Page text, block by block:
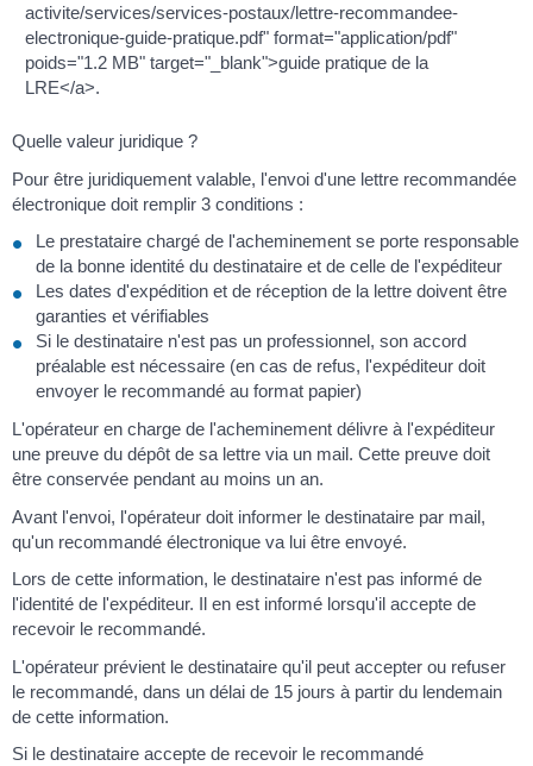
activite/services/services-postaux/lettre-recommandee-
electronique-guide-pratique.pdf" format="application/pdf"
poids="1.2 MB" target="_blank">guide pratique de la
LRE</a>.
Quelle valeur juridique ?
Pour être juridiquement valable, l'envoi d'une lettre recommandée
électronique doit remplir 3 conditions :
Le prestataire chargé de l'acheminement se porte responsable
de la bonne identité du destinataire et de celle de l'expéditeur
Les dates d'expédition et de réception de la lettre doivent être
garanties et vérifiables
Si le destinataire n'est pas un professionnel, son accord
préalable est nécessaire (en cas de refus, l'expéditeur doit
envoyer le recommandé au format papier)
L'opérateur en charge de l'acheminement délivre à l'expéditeur
une preuve du dépôt de sa lettre via un mail. Cette preuve doit
être conservée pendant au moins un an.
Avant l'envoi, l'opérateur doit informer le destinataire par mail,
qu'un recommandé électronique va lui être envoyé.
Lors de cette information, le destinataire n'est pas informé de
l'identité de l'expéditeur. Il en est informé lorsqu'il accepte de
recevoir le recommandé.
L'opérateur prévient le destinataire qu'il peut accepter ou refuser
le recommandé, dans un délai de 15 jours à partir du lendemain
de cette information.
Si le destinataire accepte de recevoir le recommandé